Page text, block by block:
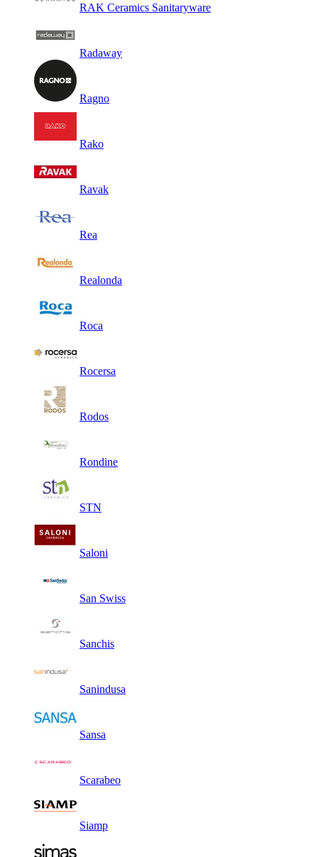
RAK Ceramics Sanitaryware
Radaway
Ragno
Rako
Ravak
Rea
Realonda
Roca
Rocersa
Rodos
Rondine
STN
Saloni
San Swiss
Sanchis
Sanindusa
Sansa
Scarabeo
Siamp